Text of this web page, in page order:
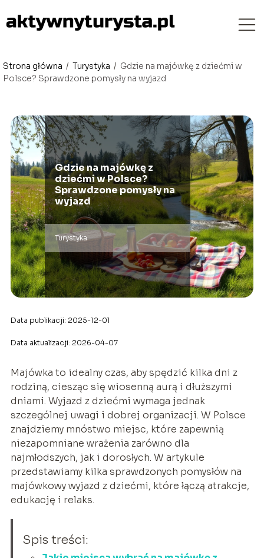
Strona główna / Turystyka / Gdzie na majówkę z dziećmi w
Polsce? Sprawdzone pomysły na wyjazd
Gdzie na majówkę z
dziećmi w Polsce?
Sprawdzone pomysły na
wyjazd
Turystyka
Data publikacji: 2025-12-01
Data aktualizacji: 2026-04-07
Majówka to idealny czas, aby spędzić kilka dni z
rodziną, ciesząc się wiosenną aurą i dłuższymi
dniami. Wyjazd z dziećmi wymaga jednak
szczególnej uwagi i dobrej organizacji. W Polsce
znajdziemy mnóstwo miejsc, które zapewnią
niezapomniane wrażenia zarówno dla
najmłodszych, jak i dorosłych. W artykule
przedstawiamy kilka sprawdzonych pomysłów na
majówkowy wyjazd z dziećmi, które łączą atrakcje,
edukację i relaks.
Spis treści: